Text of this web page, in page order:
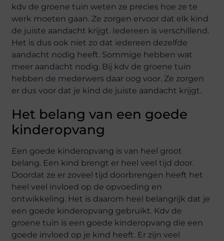
kdv de groene tuin weten ze precies hoe ze te
werk moeten gaan. Ze zorgen ervoor dat elk kind
de juiste aandacht krijgt. Iedereen is verschillend.
Het is dus ook niet zo dat iedereen dezelfde
aandacht nodig heeft. Sommige hebben wat
meer aandacht nodig. Bij kdv de groene tuin
hebben de mederwers daar oog voor. Ze zorgen
er dus voor dat je kind de juiste aandacht krijgt.
Het belang van een goede
kinderopvang
Een goede kinderopvang is van heel groot
belang. Een kind brengt er heel veel tijd door.
Doordat ze er zoveel tijd doorbrengen heeft het
heel veel invloed op de opvoeding en
ontwikkeling. Het is daarom heel belangrijk dat je
een goede kinderopvang gebruikt. Kdv de
groene tuin is een goede kinderopvang die een
goede invloed op je kind heeft. Er zijn veel